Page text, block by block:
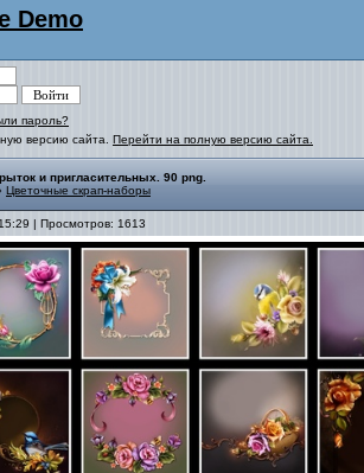
Demo
пароль?
версию сайта. Перейти на полную версию сайта.
и пригласительных. 90 png.
Цветочные скрап-наборы
| Просмотров: 1613